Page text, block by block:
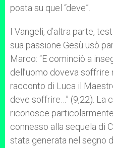
posta su quel “deve”.
I Vangeli, d’altra parte,
sua passione Gesù usò
Marco: “E cominciò a
dell’uomo doveva soffrire
racconto di Luca il
deve soffrire…” (9,22). La
riconosce
connesso alla sequela di
stata generata nel segno